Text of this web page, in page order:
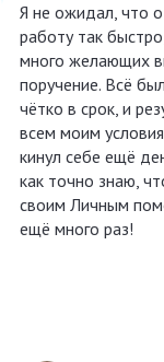
Я не ожидал, что
работу так
много желающих
поручение. Всё
чётко в срок, и
всем моим
кинул себе ещё
как точно знаю,
своим Личным
ещё много раз!